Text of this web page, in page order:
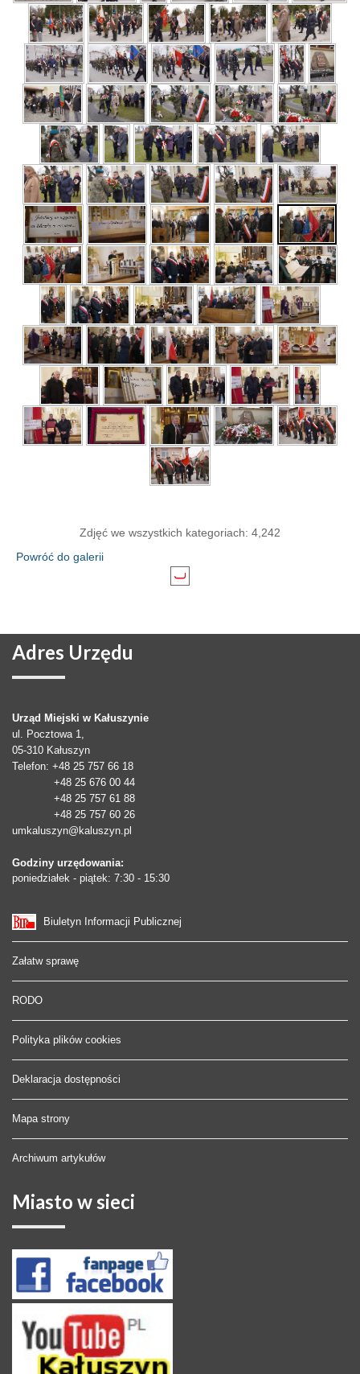
Zdjęć we wszystkich kategoriach: 4,242
Powróć do galerii
Adres Urzędu
Urząd Miejski w Kałuszynie
ul. Pocztowa 1,
05-310 Kałuszyn
Telefon: +48 25 757 66 18
+48 25 676 00 44
+48 25 757 61 88
+48 25 757 60 26
umkaluszyn@kaluszyn.pl
Godziny urzędowania:
poniedziałek - piątek: 7:30 - 15:30
Biuletyn Informacji Publicznej
Załatw sprawę
RODO
Polityka plików cookies
Deklaracja dostępności
Mapa strony
Archiwum artykułów
Miasto w sieci